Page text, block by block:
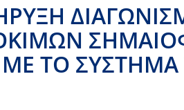
ΤΟ ΣΎΣΤΗΜΑ